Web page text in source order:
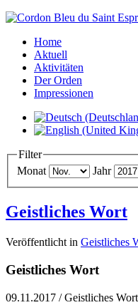
Home
Aktuell
Aktivitäten
Der Orden
Impressionen
Filter
Monat
Jahr
Geistliches Wort
Veröffentlicht in Geistliches
Geistliches Wort
09.11.2017 / Geistliches